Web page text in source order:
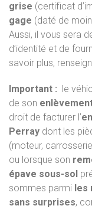
grise (certificat
gage (daté de
Aussi, il vous sera
d’identité et de
savoir plus,
Important : le
de son
droit de facturer l’
Perray dont les
(moteur,
ou lorsque son
épave sous-sol
sommes parmi les
sans surprises,